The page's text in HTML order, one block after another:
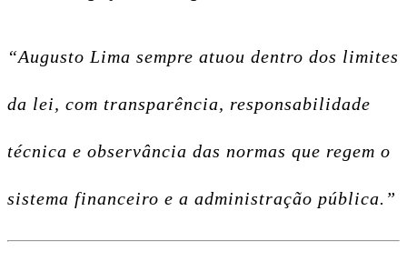
“Augusto Lima sempre atuou dentro dos limites
da lei, com transparência, responsabilidade
técnica e observância das normas que regem o
sistema financeiro e a administração pública.”